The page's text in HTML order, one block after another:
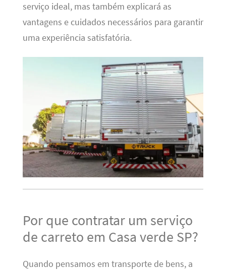
serviço ideal, mas também explicará as
vantagens e cuidados necessários para garantir
uma experiência satisfatória.
Por que contratar um serviço
de carreto em Casa verde SP?
Quando pensamos em transporte de bens, a